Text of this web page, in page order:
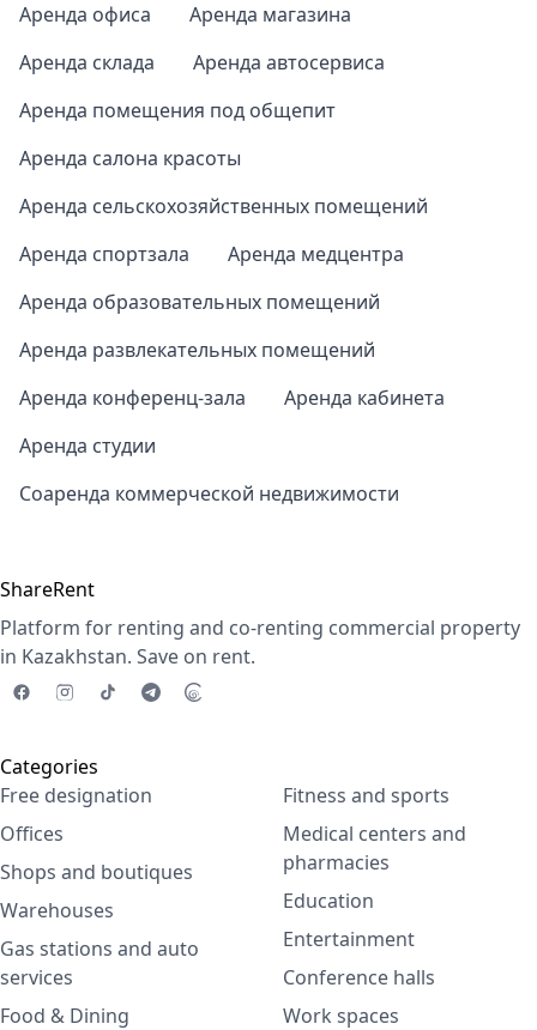
Аренда офиса
Аренда магазина
Аренда склада
Аренда автосервиса
Аренда помещения под общепит
Аренда салона красоты
Аренда сельскохозяйственных помещений
Аренда спортзала
Аренда медцентра
Аренда образовательных помещений
Аренда развлекательных помещений
Аренда конференц-зала
Аренда кабинета
Аренда студии
Соаренда коммерческой недвижимости
ShareRent
Platform for renting and co-renting commercial property
in Kazakhstan. Save on rent.
Categories
Free designation
Offices
Shops and boutiques
Warehouses
Gas stations and auto
services
Food & Dining
Fitness and sports
Medical centers and
pharmacies
Education
Entertainment
Conference halls
Work spaces